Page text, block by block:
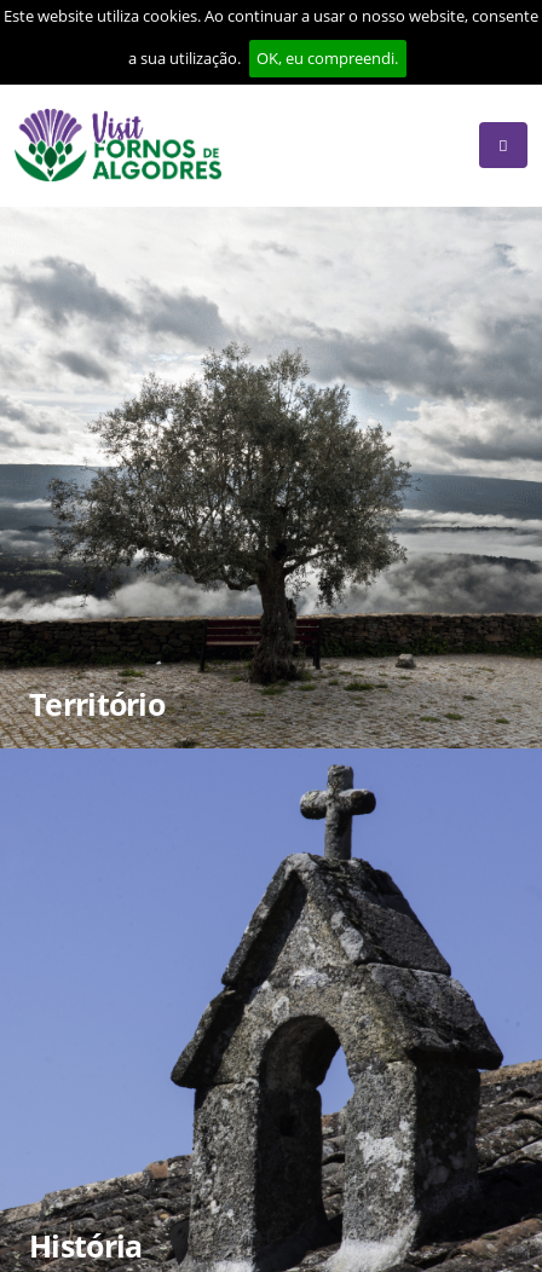
Este website utiliza cookies. Ao continuar a usar o nosso website, consente
a sua utilização.
OK, eu compreendi.
Território
História